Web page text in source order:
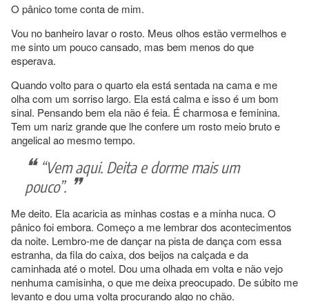
O pânico tome conta de mim.
Vou no banheiro lavar o rosto. Meus olhos estão vermelhos e
me sinto um pouco cansado, mas bem menos do que
esperava.
Quando volto para o quarto ela está sentada na cama e me
olha com um sorriso largo. Ela está calma e isso é um bom
sinal. Pensando bem ela não é feia. É charmosa e feminina.
Tem um nariz grande que lhe confere um rosto meio bruto e
angelical ao mesmo tempo.
“Vem aqui. Deita e dorme mais um
pouco”.
Me deito. Ela acaricia as minhas costas e a minha nuca. O
pânico foi embora. Começo a me lembrar dos acontecimentos
da noite. Lembro-me de dançar na pista de dança com essa
estranha, da fila do caixa, dos beijos na calçada e da
caminhada até o motel. Dou uma olhada em volta e não vejo
nenhuma camisinha, o que me deixa preocupado. De súbito me
levanto e dou uma volta procurando algo no chão.